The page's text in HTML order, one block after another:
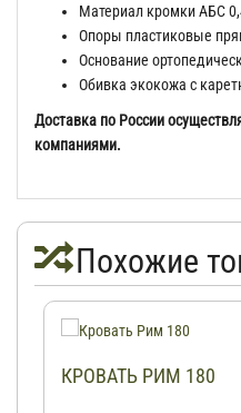
Материал кромки АБС
Опоры пластиковые
Основание
Обивка экокожа с
Доставка по России
компаниями.
Похожие
КРОВАТЬ РИМ 180